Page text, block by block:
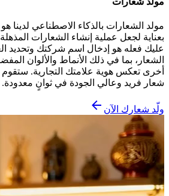
مولد الشعارات بالذكاء الاصطناعي لدينا
بعناية لجعل عملية إنشاء الشعارات
عليك فعله هو إدخال اسم شركتك وتحديد
الشعار، بما في ذلك الأنماط والألوان
أخرى تعكس هوية علامتك التجارية. ستقوم
شعار فريد وعالي الجودة في ثوانٍ معدودة.
ولّد شعارك الآن